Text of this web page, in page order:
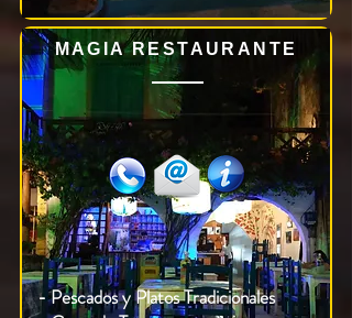
MAGIA RESTAURANTE
- Pescados y Platos Tradicionales